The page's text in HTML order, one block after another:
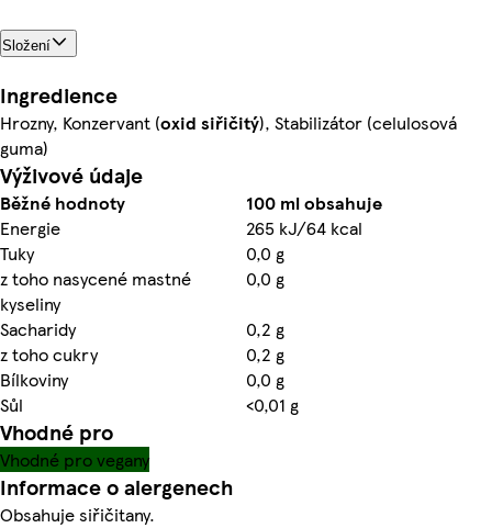
Složení
Ingredience
Hrozny, Konzervant (oxid siřičitý), Stabilizátor (celulosová
guma)
Výživové údaje
Běžné hodnoty
100 ml obsahuje
Energie
265 kJ/64 kcal
Tuky
0,0 g
z toho nasycené mastné
kyseliny
0,0 g
Sacharidy
0,2 g
z toho cukry
0,2 g
Bílkoviny
0,0 g
Sůl
<0,01 g
Vhodné pro
Vhodné pro vegany
Informace o alergenech
Obsahuje siřičitany.